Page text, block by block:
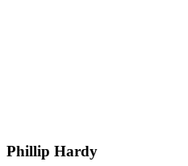
Phillip Hardy